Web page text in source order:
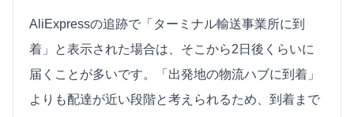
AliExpressの追跡で「ターミナル輸送事業所に到
着」と表示された場合は、そこから2日後くらいに
届くことが多いです。「出発地の物流ハブに到着」
よりも配達が近い段階と考えられるため、到着まで